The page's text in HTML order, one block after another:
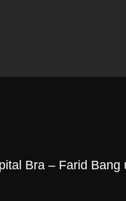
Bra – Farid